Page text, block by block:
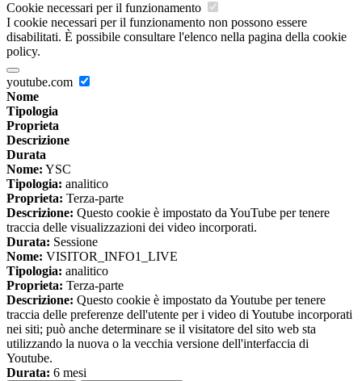
Cookie necessari per il funzionamento
I cookie necessari per il funzionamento non possono essere
disabilitati. È possibile consultare l'elenco nella pagina della cookie
policy.
youtube.com
Nome
Tipologia
Proprieta
Descrizione
Durata
Nome: YSC
Tipologia: analitico
Proprieta: Terza-parte
Descrizione: Questo cookie è impostato da YouTube per tenere
traccia delle visualizzazioni dei video incorporati.
Durata: Sessione
Nome: VISITOR_INFO1_LIVE
Tipologia: analitico
Proprieta: Terza-parte
Descrizione: Questo cookie è impostato da Youtube per tenere
traccia delle preferenze dell'utente per i video di Youtube incorporati
nei siti; può anche determinare se il visitatore del sito web sta
utilizzando la nuova o la vecchia versione dell'interfaccia di
Youtube.
Durata: 6 mesi